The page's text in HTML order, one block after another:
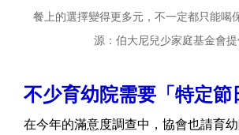
餐上的選擇變得更多元，不一定都只能喝
源：伯大尼兒少家庭基金會提
不少育幼院需要「特定節
在今年的滿意度調查中，協會也請育